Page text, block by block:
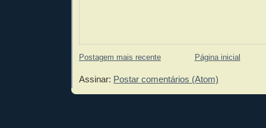
Postagem mais recente Página inicial
Assinar: Postar comentários (Atom)